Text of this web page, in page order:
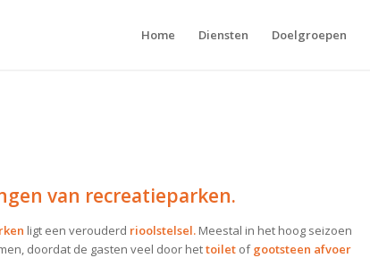
Home Diensten Doelgroepen
van recreatieparken.
ligt een verouderd rioolstelsel. Meestal in het hoog seizoen
doordat de gasten veel door hettoilet ofgootsteen afvoer